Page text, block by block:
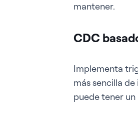
mantener.
CDC
Implementa
más sencilla
puede tener